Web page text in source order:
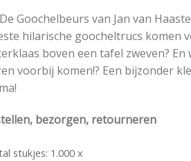
Goochelbeurs van Jan van
hilarische goocheltrucs komen
boven een tafel zweven?
voorbij komen!? Een bijzonder
bezorgen, retourneren
stukjes: 1.000 x